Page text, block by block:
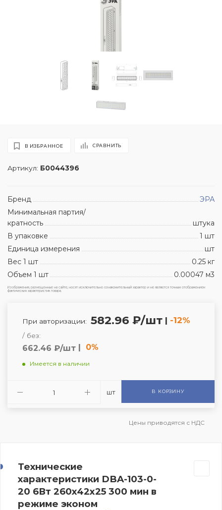
Артикул: Б0044396
В ИЗБРАННОЕ СРАВНИТЬ
Бренд
ЭРА
Минимальная партия/
кратность
штука
В упаковке
1 шт
Единица измерения
шт
Вес 1 шт
0.25 кг
Объем 1 шт
0.00047 м3
Изображения, размещенные на сайте, носят исключительно ознакомительный характер и не являются точным отображением
фактических характеристик товара.
При авторизации: 582.96 ₽/шт | -12%
/ без:
662.46 ₽/шт | 0%
Имеется в наличии
шт В КОРЗИНУ
Цены приводятся с НДС
Технические
характеристики DBA-103-0-
20 6Вт 260x42x25 300 мин в
режиме эконом